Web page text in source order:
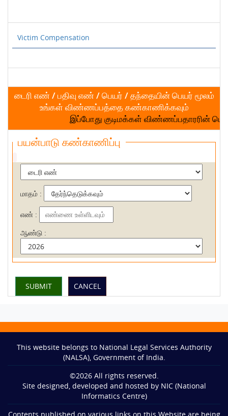
Victim Compensation
டைரி எண் / பதிவு எண் / பெயர் / தந்தையின் பெயர் மூலம்
உங்கள் விண்ணப்பத்தை கண்காணிக்கவும்
இப்போது குடிமக்கள் விண்ணப்பதாரரின்
பயன்பாடு கண்காணிப்பு
மாதம் :
எண் :
ஆண்டு :
This website belongs to National Legal Services Authority
(NALSA), Government of India.
©2026All rights reserved.
Site designed, developed and hosted by NIC (National
Informatics Centre)